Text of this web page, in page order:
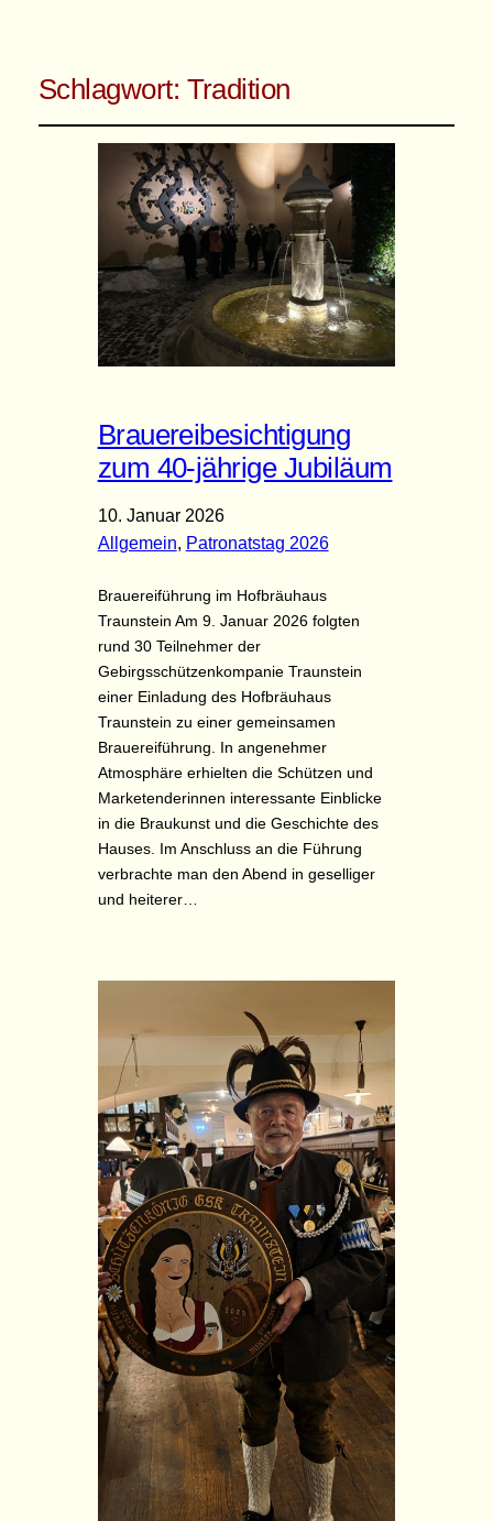
Schlagwort: Tradition
Brauereibesichtigung
zum 40-jährige Jubiläum
10. Januar 2026
Allgemein, Patronatstag 2026
Brauereiführung im Hofbräuhaus
Traunstein Am 9. Januar 2026 folgten
rund 30 Teilnehmer der
Gebirgsschützenkompanie Traunstein
einer Einladung des Hofbräuhaus
Traunstein zu einer gemeinsamen
Brauereiführung. In angenehmer
Atmosphäre erhielten die Schützen und
Marketenderinnen interessante Einblicke
in die Braukunst und die Geschichte des
Hauses. Im Anschluss an die Führung
verbrachte man den Abend in geselliger
und heiterer…